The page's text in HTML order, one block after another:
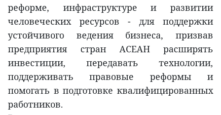
реформе, инфраструктуре и развитии
человеческих ресурсов - для поддержки
устойчивого ведения бизнеса, призвав
предприятия стран АСЕАН расширять
инвестиции, передавать технологии,
поддерживать правовые реформы и
помогать в подготовке квалифицированных
работников.